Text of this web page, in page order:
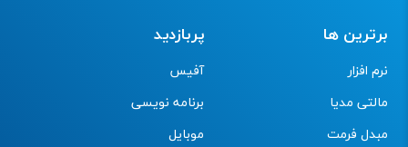
برترین ها
نرم افزار
مالتی مدیا
مبدل فرمت
پربازدید
آفیس
برنامه نویسی
موبایل